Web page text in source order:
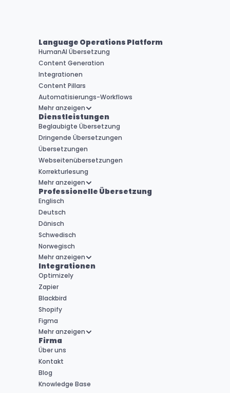
Language Operations Platform
HumanAI Übersetzung
Content Generation
Integrationen
Content Pillars
Automatisierungs-Workflows
Mehr anzeigen
Dienstleistungen
Beglaubigte Übersetzung
Dringende Übersetzungen
Übersetzungen
Webseitenübersetzungen
Korrekturlesung
Mehr anzeigen
Professionelle Übersetzung
Englisch
Deutsch
Dänisch
Schwedisch
Norwegisch
Mehr anzeigen
Integrationen
Optimizely
Zapier
Blackbird
Shopify
Figma
Mehr anzeigen
Firma
Über uns
Kontakt
Blog
Knowledge Base